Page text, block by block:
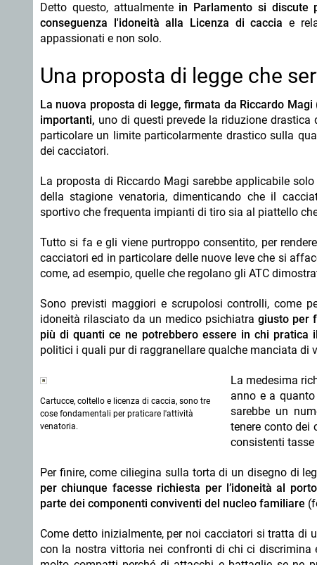
Detto questo, attualmente in Parlamento si
conseguenza l'idoneità alla Licenza di caccia e
appassionati e non solo.
Una proposta di legge che
La nuova proposta di legge, firmata da Riccardo
importanti, uno di questi prevede la riduzione
particolare un limite particolarmente drastico sulla
dei cacciatori.
La proposta di Riccardo Magi sarebbe applicabile
della stagione venatoria, dimenticando che il
sportivo che frequenta impianti di tiro sia al piattello
Tutto si fa e gli viene purtroppo consentito, per
cacciatori ed in particolare delle nuove leve che si
come, ad esempio, quelle che regolano gli ATC
Sono previsti maggiori e scrupolosi controlli, come
idoneità rilasciato da un medico psichiatra giusto per
più di quanti ce ne potrebbero essere in chi pratica
politici i quali pur di raggranellare qualche manciata di
Cartucce, coltello e licenza di caccia, sono tre
cose fondamentali per praticare l'attività
venatoria.
La medesima
anno e a
sarebbe un
tenere conto dei
consistenti tasse
Per finire, come ciliegina sulla torta di un disegno di
per chiunque facesse richiesta per l’idoneità al
parte dei componenti conviventi del nucleo familiare
Come detto inizialmente, per noi cacciatori si tratta di
con la nostra vittoria nei confronti di chi ci discrimina